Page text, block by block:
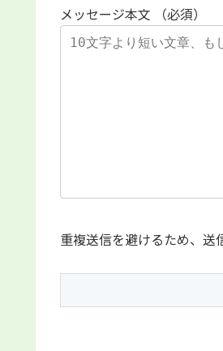
メッセージ本文 （必須）
重複送信を避けるため、送